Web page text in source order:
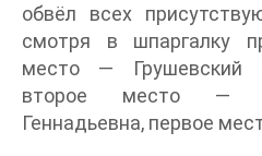
обвёл всех
смотря в шпаргалку
место — Грушевский
второе место —
Геннадьевна, первое